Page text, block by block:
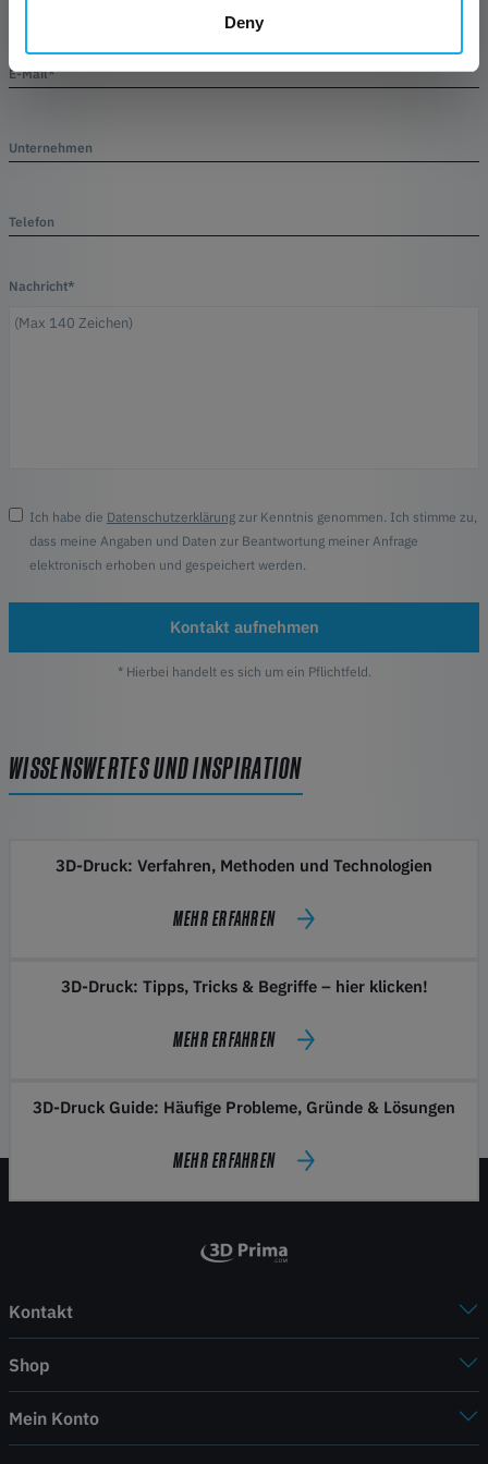
Deny
E-Mail*
Unternehmen
Telefon
Nachricht*
Ich habe die Datenschutzerklärungzur Kenntnis genommen. Ich stimme zu,
dass meine Angaben und Daten zur Beantwortung meiner Anfrage
elektronisch erhoben und gespeichert werden.
Kontakt aufnehmen
* Hierbei handelt es sich um ein Pflichtfeld.
WISSENSWERTES UND INSPIRATION
3D-Druck: Verfahren, Methoden und Technologien
MEHR ERFAHREN
3D-Druck: Tipps, Tricks & Begriffe – hier klicken!
MEHR ERFAHREN
3D-Druck Guide: Häufige Probleme, Gründe & Lösungen
MEHR ERFAHREN
Kontakt
Shop
Mein Konto